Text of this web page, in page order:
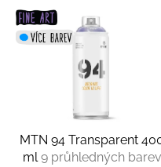
V
p
MTN 94 Transparent
ml9 průhledných barev